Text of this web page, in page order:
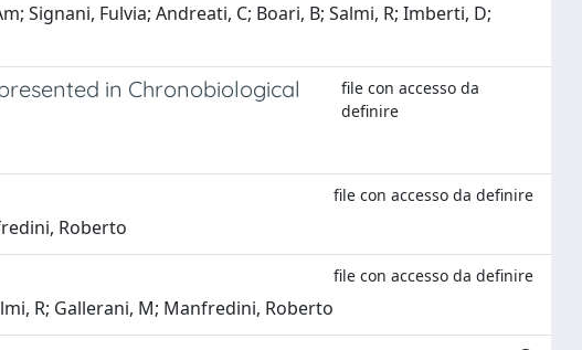
Signani, Fulvia; Andreati, C; Boari, B; Salmi, R; Imberti, D;
in Chronobiological
file con accesso da
definire
file con accesso da definire
Roberto
file con accesso da definire
R; Gallerani, M; Manfredini, Roberto